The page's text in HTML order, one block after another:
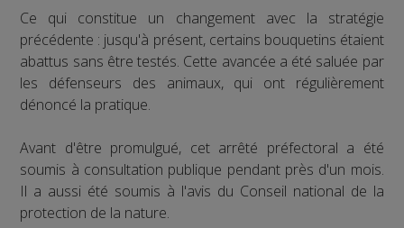
Ce qui constitue un changement avec la stratégie
précédente : jusqu'à présent, certains bouquetins étaient
abattus sans être testés. Cette avancée a été saluée par
les défenseurs des animaux, qui ont régulièrement
dénoncé la pratique.
Avant d'être promulgué, cet arrêté préfectoral a été
soumis à consultation publique pendant près d'un mois.
Il a aussi été soumis à l'avis du Conseil national de la
protection de la nature.